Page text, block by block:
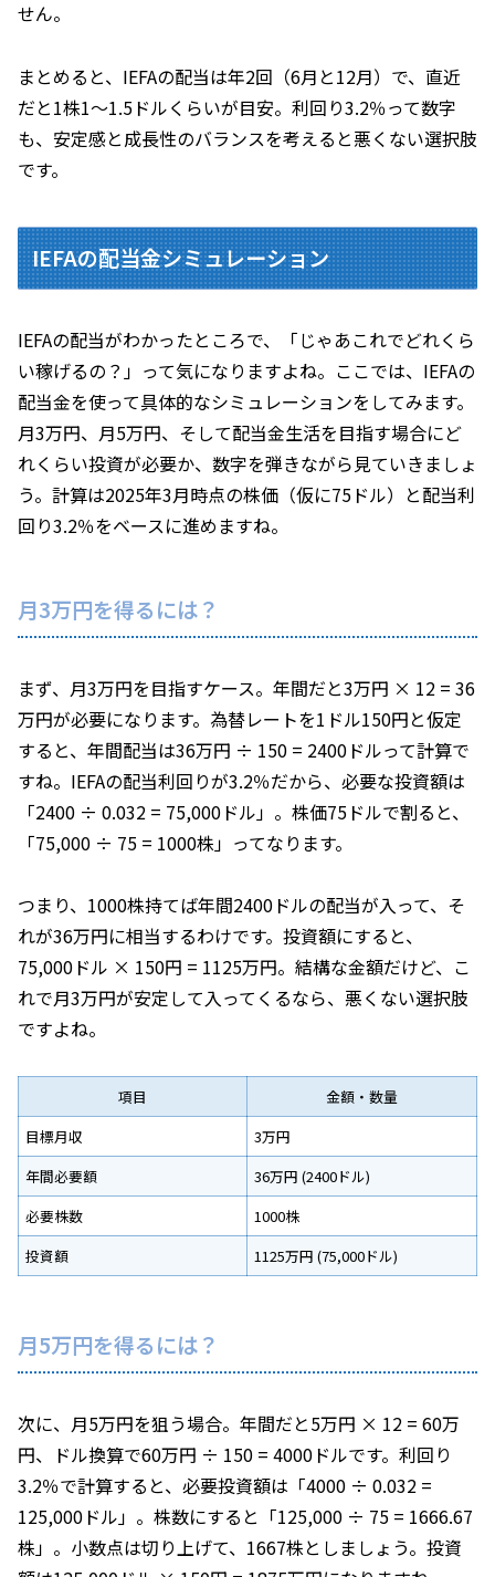
せん。
まとめると、IEFAの配当は年2回（6月と12月）で、直近
だと1株1～1.5ドルくらいが目安。利回り3.2％って数字
も、安定感と成長性のバランスを考えると悪くない選択肢
です。
IEFAの配当金シミュレーション
IEFAの配当がわかったところで、「じゃあこれでどれくら
い稼げるの？」って気になりますよね。ここでは、IEFAの
配当金を使って具体的なシミュレーションをしてみます。
月3万円、月5万円、そして配当金生活を目指す場合にど
れくらい投資が必要か、数字を弾きながら見ていきましょ
う。計算は2025年3月時点の株価（仮に75ドル）と配当利
回り3.2％をベースに進めますね。
月3万円を得るには？
まず、月3万円を目指すケース。年間だと3万円 × 12 = 36
万円が必要になります。為替レートを1ドル150円と仮定
すると、年間配当は36万円 ÷ 150 = 2400ドルって計算で
すね。IEFAの配当利回りが3.2％だから、必要な投資額は
「2400 ÷ 0.032 = 75,000ドル」。株価75ドルで割ると、
「75,000 ÷ 75 = 1000株」ってなります。
つまり、1000株持てば年間2400ドルの配当が入って、そ
れが36万円に相当するわけです。投資額にすると、
75,000ドル × 150円 = 1125万円。結構な金額だけど、こ
れで月3万円が安定して入ってくるなら、悪くない選択肢
ですよね。
項目
金額・数量
目標月収
3万円
年間必要額
36万円 (2400ドル)
必要株数
1000株
投資額
1125万円 (75,000ドル)
月5万円を得るには？
次に、月5万円を狙う場合。年間だと5万円 × 12 = 60万
円、ドル換算で60万円 ÷ 150 = 4000ドルです。利回り
3.2％で計算すると、必要投資額は「4000 ÷ 0.032 =
125,000ドル」。株数にすると「125,000 ÷ 75 = 1666.67
株」。小数点は切り上げて、1667株としましょう。投資